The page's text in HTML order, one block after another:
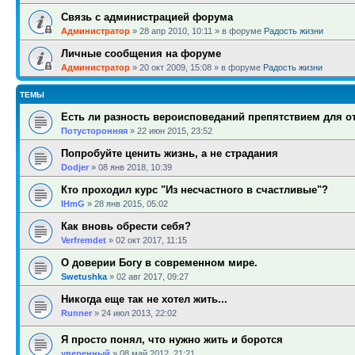
Связь с администрацией форума
Администратор » 28 апр 2010, 10:11 » в форуме Радость жизни
Личные сообщения на форуме
Администратор » 20 окт 2009, 15:08 » в форуме Радость жизни
ТЕМЫ
Есть ли разность вероисповеданий препятствием для
Потусторонняя » 22 июн 2015, 23:52
Попробуйте ценить жизнь, а не страдания
Dodjer » 08 янв 2018, 10:39
Кто проходил курс "Из несчастного в счастливые"?
IHmG » 28 янв 2015, 05:02
Как вновь обрести себя?
Verfremdet » 02 окт 2017, 11:15
О доверии Богу в современном мире.
Swetushka » 02 авг 2017, 09:27
Никогда еще так не хотел жить...
Runner » 24 июл 2013, 22:02
Я просто понял, что нужно жить и боротся